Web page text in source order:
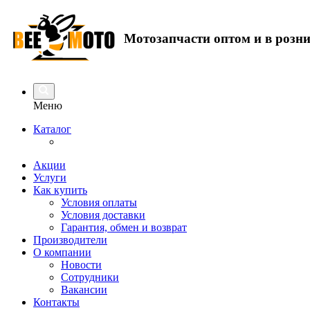
Мотозапчасти оптом и в
Меню
Каталог
Акции
Услуги
Как купить
Условия оплаты
Условия доставки
Гарантия, обмен и возврат
Производители
О компании
Новости
Сотрудники
Вакансии
Контакты